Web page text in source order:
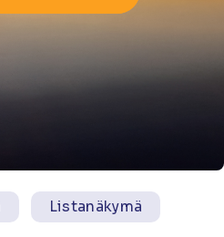
Listanäkymä